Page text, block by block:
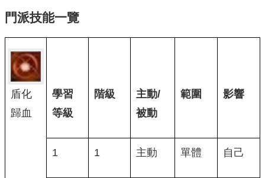
門派技能一覽
盾化
歸血
學習
等級
階級
主動/
被動
範圍 影響
1 1 主動 單體 自己